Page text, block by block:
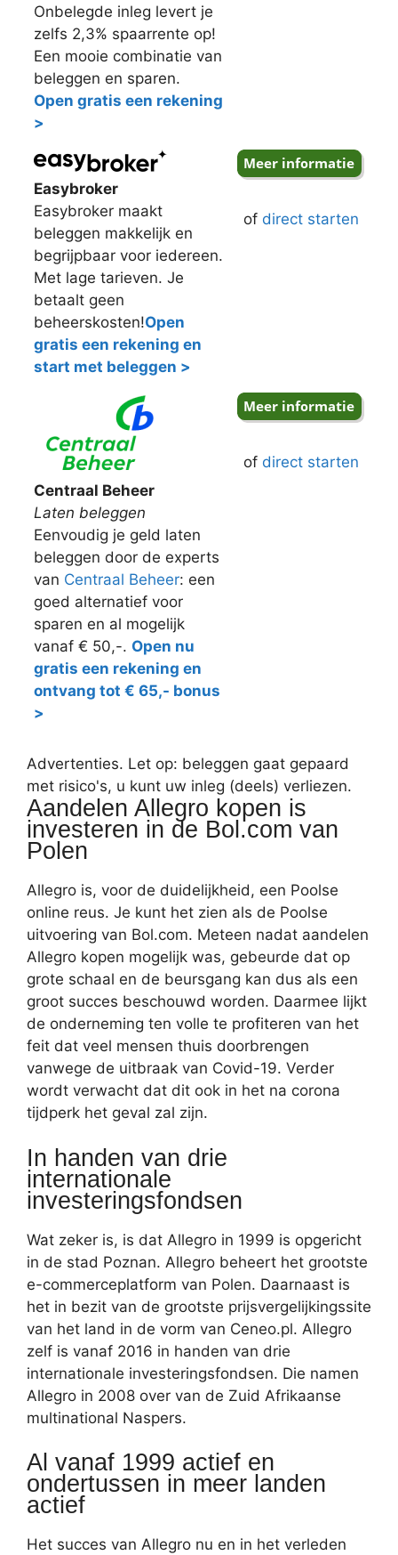
Onbelegde inleg levert je
zelfs 2,3% spaarrente op!
Een mooie combinatie van
beleggen en sparen.
Open gratis een rekening
>
Easybroker
Easybroker maakt
beleggen makkelijk en
begrijpbaar voor iedereen.
Met lage tarieven. Je
betaalt geen
beheerskosten!Open
gratis een rekening en
start met beleggen >
of direct starten
Centraal Beheer
Laten beleggen
Eenvoudig je geld laten
beleggen door de experts
van Centraal Beheer: een
goed alternatief voor
sparen en al mogelijk
vanaf € 50,-. Open nu
gratis een rekening en
ontvang tot € 65,- bonus
>
of direct starten
Advertenties. Let op: beleggen gaat gepaard
met risico's, u kunt uw inleg (deels) verliezen.
Aandelen Allegro kopen is
investeren in de Bol.com van
Polen
Allegro is, voor de duidelijkheid, een Poolse
online reus. Je kunt het zien als de Poolse
uitvoering van Bol.com. Meteen nadat aandelen
Allegro kopen mogelijk was, gebeurde dat op
grote schaal en de beursgang kan dus als een
groot succes beschouwd worden. Daarmee lijkt
de onderneming ten volle te profiteren van het
feit dat veel mensen thuis doorbrengen
vanwege de uitbraak van Covid-19. Verder
wordt verwacht dat dit ook in het na corona
tijdperk het geval zal zijn.
In handen van drie
internationale
investeringsfondsen
Wat zeker is, is dat Allegro in 1999 is opgericht
in de stad Poznan. Allegro beheert het grootste
e-commerceplatform van Polen. Daarnaast is
het in bezit van de grootste prijsvergelijkingssite
van het land in de vorm van Ceneo.pl. Allegro
zelf is vanaf 2016 in handen van drie
internationale investeringsfondsen. Die namen
Allegro in 2008 over van de Zuid Afrikaanse
multinational Naspers.
Al vanaf 1999 actief en
ondertussen in meer landen
actief
Het succes van Allegro nu en in het verleden